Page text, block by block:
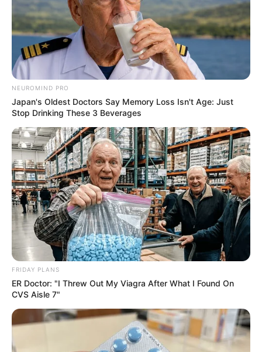
NEUROMIND PRO
Japan's Oldest Doctors Say Memory Loss Isn't Age: Just
Stop Drinking These 3 Beverages
FRIDAY PLANS
ER Doctor: "I Threw Out My Viagra After What I Found On
CVS Aisle 7"